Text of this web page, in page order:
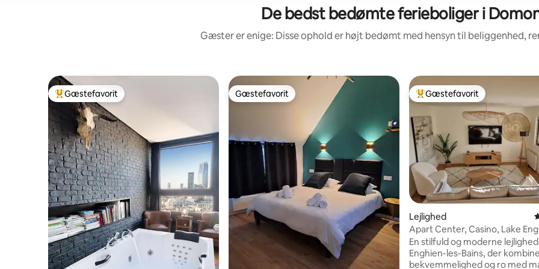
De bedst bedømte ferieboliger i
Gæster er enige: Disse ophold er højt bedømt med hensyn til beliggenhed,
Bedste gæstefavorit
Gæstefavorit Gæstefavorit
Gæstefavorit Bedste gæstefavorit
Gæstefavorit
Lejlighed
Apart Center, Casino, Lake
togstation
En stilfuld og moderne
Enghien-les-Bains, der
bekvemmelighed og ro med